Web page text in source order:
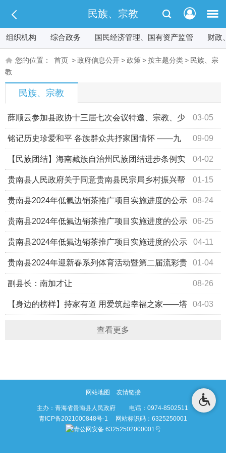
民族、宗教
组织机构 综合政务 国民经济管理、国有资产监管 财政
您的位置： 首页 >政府信息公开>政策>按主题分类> 民族、宗
教
民族、宗教
03-05
薛顺云参加县政协十三届七次会议特邀、宗教、少
数民族届分组讨论 09-09
铭记历史珍爱和平 各族群众共抒家国情怀 ——九
三阅兵在我县各族干部群众间引起强烈反响 04-02
【民族团结】海南藏族自治州民族团结进步条例实
施细则 01-15
贵南县人民政府关于同意贵南县民宗局乡村振兴帮
扶车间扩大生产项目资产的确权批复 08-24
贵南县2024年低氟边销茶推广项目实施进度的公示
（后期） 06-25
贵南县2024年低氟边销茶推广项目实施进度的公示
（中期） 04-11
贵南县2024年低氟边销茶推广项目实施进度的公示
（前期） 01-04
贵南县2024年迎新春系列体育活动暨第二届流彩贵
南“民族团结杯”青甘川高原篮球邀请赛开幕式 08-26
副县长：南加才让
04-03
【身边的榜样】持家有道 用爱筑起幸福之家——塔
查看更多
网站地图 友情链接
主办：青海省贵南县人民政府 电话：0974-8502511
青ICP备2021000848号-1 网站标识码：6325250001
青公网安备 63252502000001号